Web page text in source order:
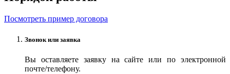
Посмотреть пример договора
Звонок или заявка
Вы оставляете заявку на сайте или по электронной
почте/телефону.